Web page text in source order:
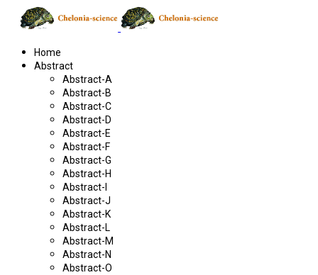
Home
Abstract
Abstract-A
Abstract-B
Abstract-C
Abstract-D
Abstract-E
Abstract-F
Abstract-G
Abstract-H
Abstract-I
Abstract-J
Abstract-K
Abstract-L
Abstract-M
Abstract-N
Abstract-O